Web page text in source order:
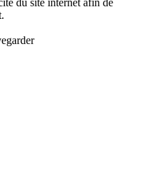
du site internet afin de